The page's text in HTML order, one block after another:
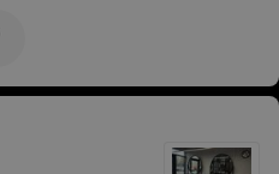
настроение, за
после процедуры
очень приятно! Из